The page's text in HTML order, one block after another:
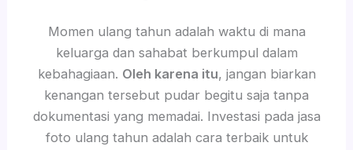
Momen ulang tahun adalah waktu di mana
keluarga dan sahabat berkumpul dalam
kebahagiaan. Oleh karena itu, jangan biarkan
kenangan tersebut pudar begitu saja tanpa
dokumentasi yang memadai. Investasi pada jasa
foto ulang tahun adalah cara terbaik untuk